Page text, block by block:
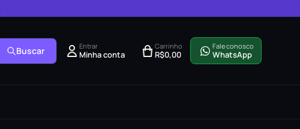
Buscar Entrar
Minha conta
Carrinho
R$0,00
Fale conosco
WhatsApp